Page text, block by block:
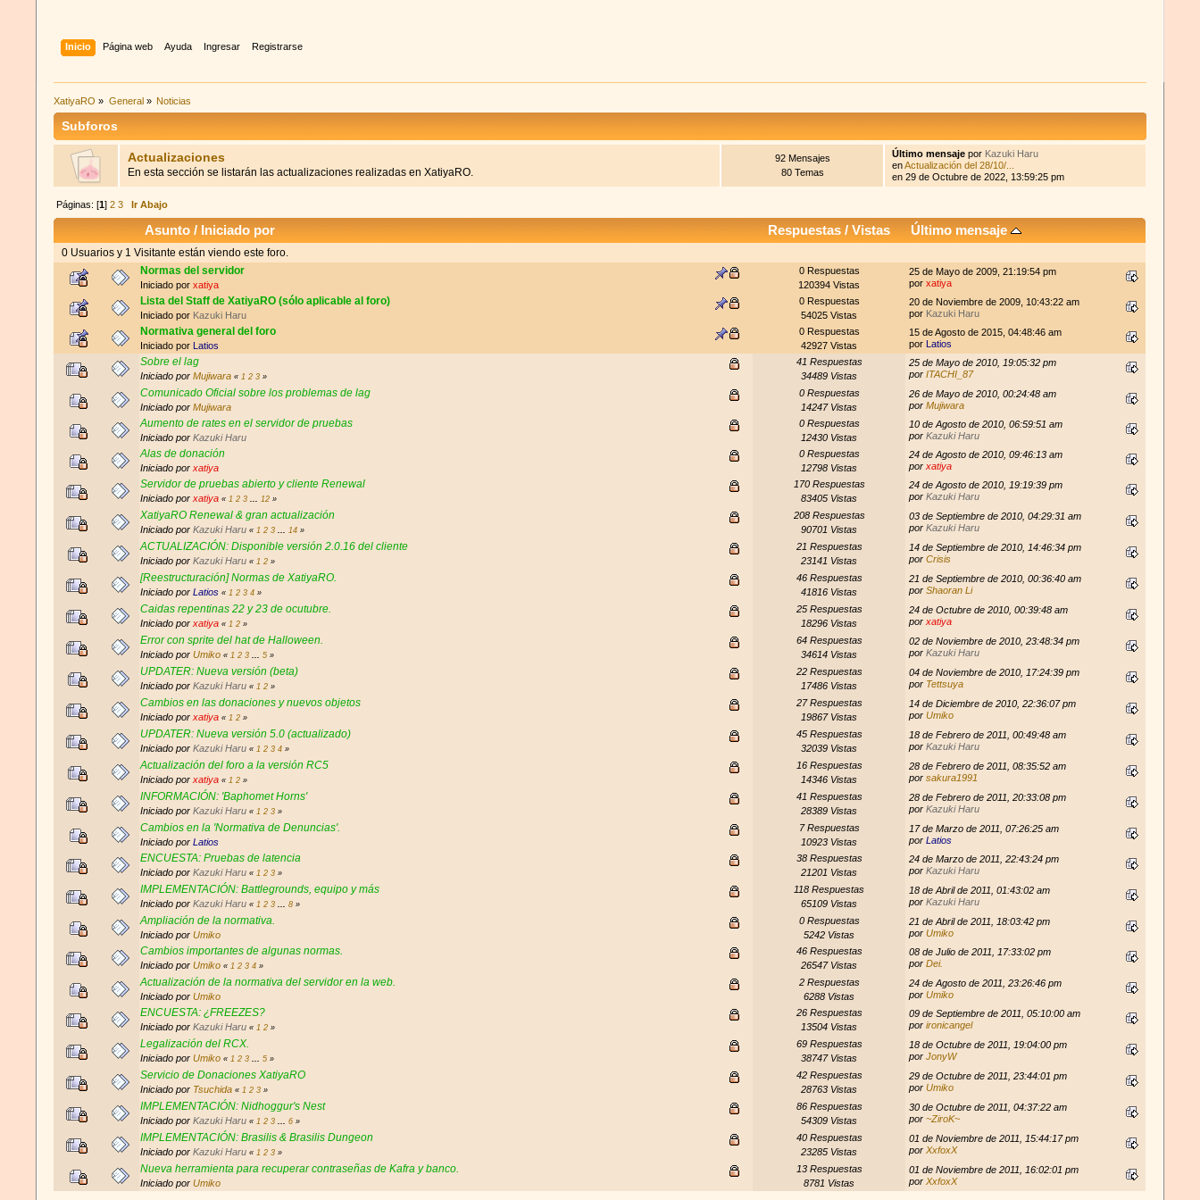
Inicio Página web Ayuda Ingresar Registrarse
XatiyaRO » General» Noticias
Subforos
Actualizaciones
En esta sección se listarán las actualizaciones realizadas en XatiyaRO.
92 Mensajes
80 Temas
Último mensajepor Kazuki Haru
enActualización del 28/10/...
en 29 de Octubre de 2022, 13:59:25 pm
Páginas: [1] 2 3 Ir Abajo
Asunto / Iniciado por Respuestas /Vistas Último mensaje
0 Usuarios y 1 Visitante están viendo este foro.
Normas del servidor
Iniciado porxatiya
0 Respuestas
120394 Vistas
25 de Mayo de 2009, 21:19:54 pm
porxatiya
Lista del Staff de XatiyaRO (sólo aplicable al foro)
Iniciado por Kazuki Haru
0 Respuestas
54025 Vistas
20 de Noviembre de 2009, 10:43:22 am
por Kazuki Haru
Normativa general del foro
Iniciado por Latios
0 Respuestas
42927 Vistas
15 de Agosto de 2015, 04:48:46 am
por Latios
Sobre el lag
Iniciado porMujiwara «1 2 3 »
41 Respuestas
34489 Vistas
25 de Mayo de 2010, 19:05:32 pm
porITACHI_87
Comunicado Oficial sobre los problemas de lag
Iniciado porMujiwara
0 Respuestas
14247 Vistas
26 de Mayo de 2010, 00:24:48 am
porMujiwara
Aumento de rates en el servidor de pruebas
Iniciado porKazuki Haru
0 Respuestas
12430 Vistas
10 de Agosto de 2010, 06:59:51 am
porKazuki Haru
Alas de donación
Iniciado porxatiya
0 Respuestas
12798 Vistas
24 de Agosto de 2010, 09:46:13 am
porxatiya
Servidor de pruebas abierto y cliente Renewal
Iniciado porxatiya «1 2 3 ...12 »
170 Respuestas
83405 Vistas
24 de Agosto de 2010, 19:19:39 pm
porKazuki Haru
XatiyaRO Renewal & gran actualización
Iniciado porKazuki Haru «1 2 3 ...14 »
208 Respuestas
90701 Vistas
03 de Septiembre de 2010, 04:29:31 am
porKazuki Haru
ACTUALIZACIÓN: Disponible versión 2.0.16 del cliente
Iniciado porKazuki Haru «1 2 »
21 Respuestas
23141 Vistas
14 de Septiembre de 2010, 14:46:34 pm
porCrisis
[Reestructuración] Normas de XatiyaRO.
Iniciado porLatios «1 2 3 4 »
46 Respuestas
41816 Vistas
21 de Septiembre de 2010, 00:36:40 am
porShaoran Li
Caidas repentinas 22 y 23 de ocutubre.
Iniciado porxatiya «1 2 »
25 Respuestas
18296 Vistas
24 de Octubre de 2010, 00:39:48 am
porxatiya
Error con sprite del hat de Halloween.
Iniciado porUmiko «1 2 3 ...5 »
64 Respuestas
34614 Vistas
02 de Noviembre de 2010, 23:48:34 pm
porKazuki Haru
UPDATER: Nueva versión (beta)
Iniciado porKazuki Haru «1 2 »
22 Respuestas
17486 Vistas
04 de Noviembre de 2010, 17:24:39 pm
por Tettsuya
Cambios en las donaciones y nuevos objetos
Iniciado porxatiya «1 2 »
27 Respuestas
19867 Vistas
14 de Diciembre de 2010, 22:36:07 pm
porUmiko
UPDATER: Nueva versión 5.0 (actualizado)
Iniciado porKazuki Haru «1 2 3 4 »
45 Respuestas
32039 Vistas
18 de Febrero de 2011, 00:49:48 am
porKazuki Haru
Actualización del foro a la versión RC5
Iniciado porxatiya «1 2 »
16 Respuestas
14346 Vistas
28 de Febrero de 2011, 08:35:52 am
porsakura1991
INFORMACIÓN: 'Baphomet Horns'
Iniciado porKazuki Haru «1 2 3 »
41 Respuestas
28389 Vistas
28 de Febrero de 2011, 20:33:08 pm
porKazuki Haru
Cambios en la 'Normativa de Denuncias'.
Iniciado porLatios
7 Respuestas
10923 Vistas
17 de Marzo de 2011, 07:26:25 am
porLatios
ENCUESTA: Pruebas de latencia
Iniciado porKazuki Haru «1 2 3 »
38 Respuestas
21201 Vistas
24 de Marzo de 2011, 22:43:24 pm
porKazuki Haru
IMPLEMENTACIÓN: Battlegrounds, equipo y más
Iniciado porKazuki Haru «1 2 3 ...8 »
118 Respuestas
65109 Vistas
18 de Abril de 2011, 01:43:02 am
porKazuki Haru
Ampliación de la normativa.
Iniciado porUmiko
0 Respuestas
5242 Vistas
21 de Abril de 2011, 18:03:42 pm
porUmiko
Cambios importantes de algunas normas.
Iniciado porUmiko «1 2 3 4 »
46 Respuestas
26547 Vistas
08 de Julio de 2011, 17:33:02 pm
porDei.
Actualización de la normativa del servidor en la web.
Iniciado porUmiko
2 Respuestas
6288 Vistas
24 de Agosto de 2011, 23:26:46 pm
porUmiko
ENCUESTA: ¿FREEZES?
Iniciado porKazuki Haru «1 2 »
26 Respuestas
13504 Vistas
09 de Septiembre de 2011, 05:10:00 am
porironicangel
Legalización del RCX.
Iniciado porUmiko «1 2 3 ...5 »
69 Respuestas
38747 Vistas
18 de Octubre de 2011, 19:04:00 pm
porJonyW
Servicio de Donaciones XatiyaRO
Iniciado por Tsuchida «1 2 3 »
42 Respuestas
28763 Vistas
29 de Octubre de 2011, 23:44:01 pm
porUmiko
IMPLEMENTACIÓN: Nidhoggur's Nest
Iniciado porKazuki Haru «1 2 3 ...6 »
86 Respuestas
54309 Vistas
30 de Octubre de 2011, 04:37:22 am
por~ZiroK~
IMPLEMENTACIÓN: Brasilis & Brasilis Dungeon
Iniciado porKazuki Haru «1 2 3 »
40 Respuestas
23285 Vistas
01 de Noviembre de 2011, 15:44:17 pm
porXxfoxX
Nueva herramienta para recuperar contraseñas de Kafra y banco.
Iniciado porUmiko
13 Respuestas
8781 Vistas
01 de Noviembre de 2011, 16:02:01 pm
porXxfoxX